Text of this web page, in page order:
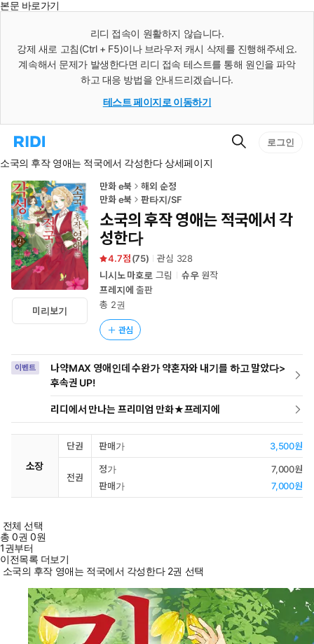
본문 바로가기
리디 접속이 원활하지 않습니다.
강제 새로 고침(Ctrl + F5)이나 브라우저 캐시 삭제를 진행해주세요.
계속해서 문제가 발생한다면 리디 접속 테스트를 통해 원인을 파악
하고 대응 방법을 안내드리겠습니다.
테스트 페이지로 이동하기
리
홈
로
이
동
검
로그인
소국의 후작 영애는 적국에서 각성한다 상세페이지
미리보기
만화 e북
해외 순정
만화 e북
판타지/SF
소국의 후작 영애는 적국에서 각
성한다
4.7 (75) 관심 328
니시노 마호로 그림 슈우원작
프레지에 출판
총 2권
관심
이벤트
나약MAX 영애인데 수완가 약혼자와 내기를 하고 말았다>
후속권 UP!
리디에서 만나는 프리미엄 만화★프레지에
소장
단권 판매가 3,500원
전권
정가
7,000원
판매가
7,000원
전체 선택
총0권 0원
1권부터
이전목록 더보기
소국의 후작 영애는 적국에서 각성한다 2권 선택